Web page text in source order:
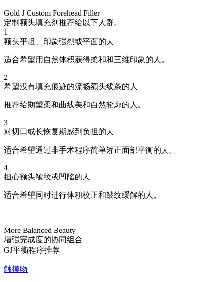
Gold J Custom Forehead Filler
定制额头填充剂推荐给以下人群。
1
额头平坦、印象强烈或平面的人
适合希望用自然体积获得柔和和三维印象的人。
2
希望没有填充痕迹的流畅额头线条的人
推荐给期望柔和曲线美和自然轮廓的人。
3
对切口或长恢复期感到负担的人
适合希望通过非手术程序简单矫正面部平衡的人。
4
担心额头皱纹或凹陷的人
适合希望同时进行体积校正和皱纹缓解的人。
More Balanced Beauty
增强完成度的协同组合
GJ平衡程序推荐
触摸吻